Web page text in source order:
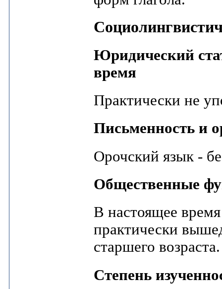
Юридический
время
Практически не
Письменность и
Орочский язык -
Общественные
В настоящее
практически
старшего возраста.
Степень